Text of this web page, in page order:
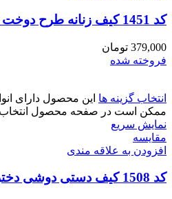
کد 1451 کیف زنانه طرح دوخت جلو قفل
379,000 تومان
فروخته شده
انتخاب گزینه ها این محصول دارای
ممکن است در صفحه محصول
نمایش سریع
مقايسه
افزودن به علاقه مندی
کد 1508 کیف دستی دوشی دخترانه مدل آمیتیس